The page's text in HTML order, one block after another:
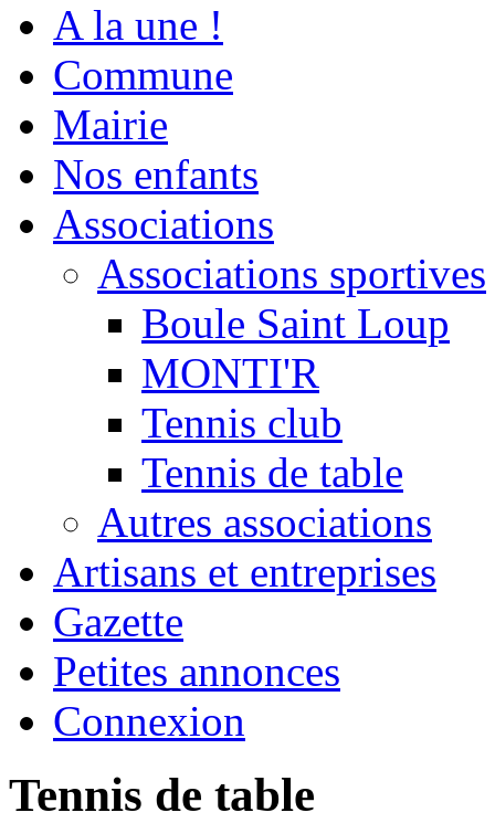
A la une !
Commune
Mairie
Nos enfants
Associations
Associations sportives
Boule Saint Loup
MONTI'R
Tennis club
Tennis de table
Autres associations
Artisans et entreprises
Gazette
Petites annonces
Connexion
Tennis de table